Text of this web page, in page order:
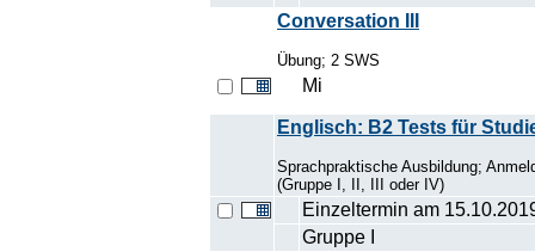
Conversation III
Übung; 2 SWS
Mi
Englisch: B2 Tests für
Sprachpraktische Ausbildung;
(Gruppe I, II, III oder IV)
Einzeltermin am
Gruppe I